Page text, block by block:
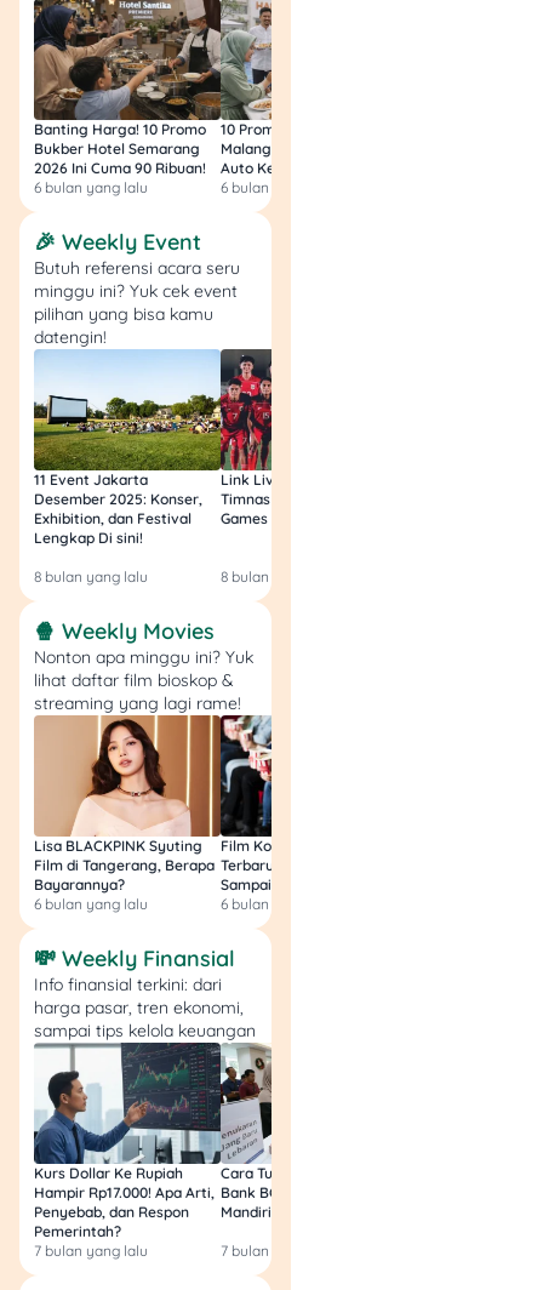
Banting Harga! 10 Promo
Bukber Hotel Semarang
2026 Ini Cuma 90 Ribuan!
6 bulan yang lalu
10 Promo Bukber Hotel
Malang 2026: Start 75rb,
Auto Kenyang!
6 bulan yang lalu
🎉 Weekly Event
Butuh referensi acara seru
minggu ini? Yuk cek event
pilihan yang bisa kamu
datengin!
11 Event Jakarta
Desember 2025: Konser,
Exhibition, dan Festival
Lengkap Di sini!
8 bulan yang lalu
Link Live Streaming
Timnas vs Filipina SEA
Games Malam Ini, Gratis!
8 bulan yang lalu
🍿 Weekly Movies
Nonton apa minggu ini? Yuk
lihat daftar film bioskop &
streaming yang lagi rame!
Lisa BLACKPINK Syuting
Film di Tangerang, Berapa
Bayarannya?
6 bulan yang lalu
Film Komedi Indonesia
Terbaru 2026, Siap Ngakak
Sampai Sakit Perut!
6 bulan yang lalu
💸 Weekly Finansial
Info finansial terkini: dari
harga pasar, tren ekonomi,
sampai tips kelola keuangan
Kurs Dollar Ke Rupiah
Hampir Rp17.000! Apa Arti,
Penyebab, dan Respon
Pemerintah?
7 bulan yang lalu
Cara Tukar Uang Baru di
Bank BCA (Umum, BNI,
Mandiri, BRI, dan BSI) 2026!
7 bulan yang lalu